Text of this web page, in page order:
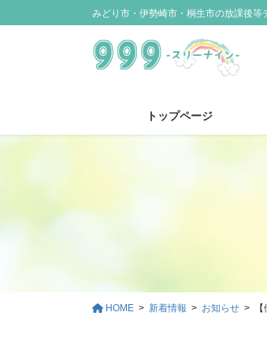
ン
ビ
みどり市・伊勢崎市・桐生市の放課後等
トップページ
HOME 新着情報 お知らせ